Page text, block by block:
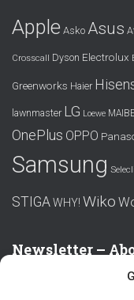
Apple Asko Asus
Crosscall Dyson Electrolux
Greenworks Haier
lawnmaster LG Loewe
OnePlus OPPO
Samsung
STIGAWHY! Wiko
Newsletter –
Prénom ou nom complet